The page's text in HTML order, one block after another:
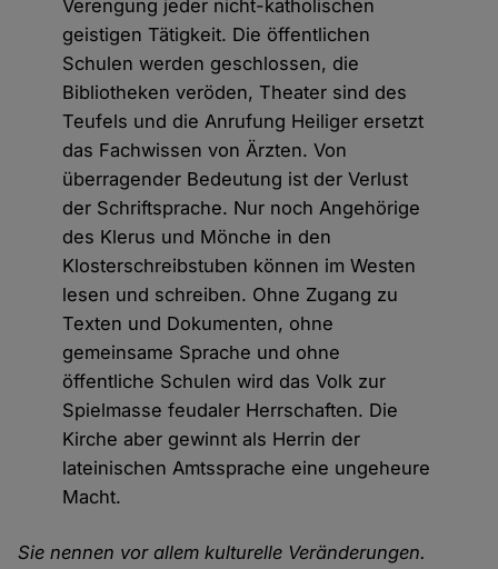
Verengung jeder nicht-katholischen
geistigen Tätigkeit. Die öffentlichen
Schulen werden geschlossen, die
Bibliotheken veröden, Theater sind des
Teufels und die Anrufung Heiliger ersetzt
das Fachwissen von Ärzten. Von
überragender Bedeutung ist der Verlust
der Schriftsprache. Nur noch Angehörige
des Klerus und Mönche in den
Klosterschreibstuben können im Westen
lesen und schreiben. Ohne Zugang zu
Texten und Dokumenten, ohne
gemeinsame Sprache und ohne
öffentliche Schulen wird das Volk zur
Spielmasse feudaler Herrschaften. Die
Kirche aber gewinnt als Herrin der
lateinischen Amtssprache eine ungeheure
Macht.
Sie nennen vor allem kulturelle Veränderungen.